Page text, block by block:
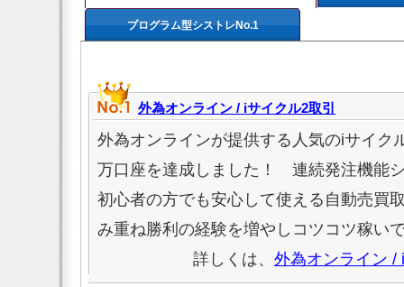
プログラム型シストレNo.1
外為オンライン / iサイクル2取引
外為オンラインが提供する人気のiサイク
万口座を達成しました！ 連続発注機能
初心者の方でも安心して使える自動売買
み重ね勝利の経験を増やしコツコツ稼い
詳しくは、 外為オンライン /